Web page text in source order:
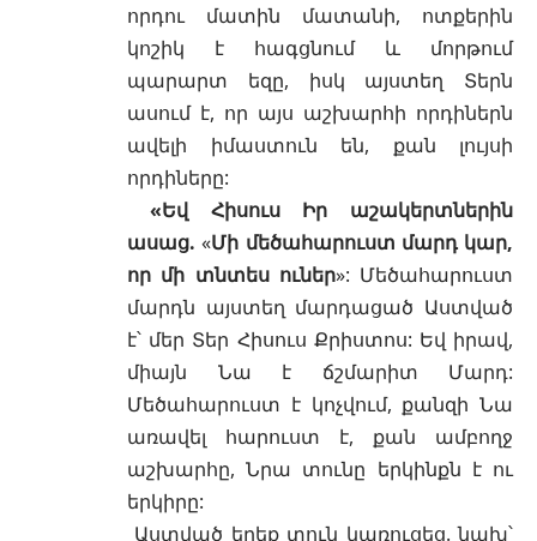
որդու մատին մատանի, ոտքերին
կոշիկ է հագցնում և մորթում
պարարտ եզը, իսկ այստեղ Տերն
ասում է, որ այս աշխարհի որդիներն
ավելի իմաստուն են, քան լույսի
որդիները:
«Եվ Հիսուս Իր աշակերտներին
ասաց. «Մի մեծահարուստ մարդ կար,
որ մի տնտես ուներ»: Մեծահարուստ
մարդն այստեղ մարդացած Աստված
է՝ մեր Տեր Հիսուս Քրիստոս: Եվ իրավ,
միայն Նա է ճշմարիտ Մարդ:
Մեծահարուստ է կոչվում, քանզի Նա
առավել հարուստ է, քան ամբողջ
աշխարհը, Նրա տունը երկինքն է ու
երկիրը:
Աստված երեք տուն կառուցեց. նախ՝